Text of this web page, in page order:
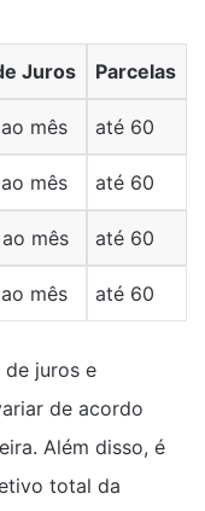
Juros Parcelas
mês até 60
mês até 60
mês até 60
mês até 60
juros e
de acordo
Além disso, é
total da